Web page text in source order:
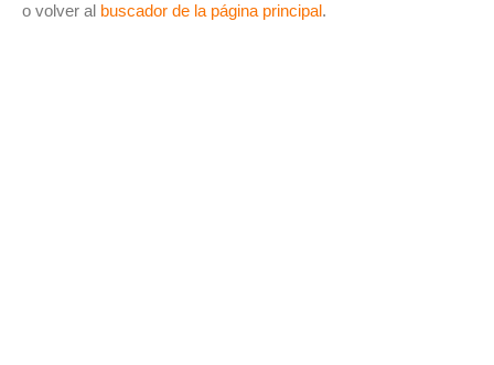
o volver al buscador de la página principal.